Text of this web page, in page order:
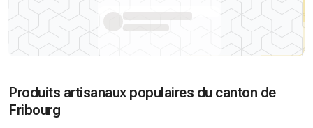
Produits artisanaux populaires du canton de
Fribourg